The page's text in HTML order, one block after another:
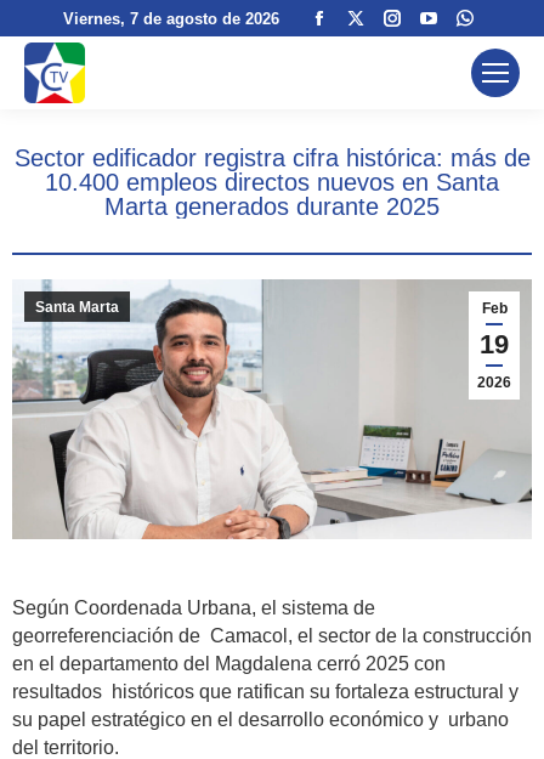
Viernes, 7 de agosto de 2026
Facebook
windowwindow
Instagram
window
YouTube
opens
window
page
opens
window
Sector edificador registra cifra histórica: más de
10.400 empleos directos nuevos en Santa
Marta generados durante 2025
Feb
19
2026
Santa Marta
Según Coordenada Urbana, el sistema de
georreferenciación de Camacol, el sector de la construcción
en el departamento del Magdalena cerró 2025 con
resultados históricos que ratifican su fortaleza estructural y
su papel estratégico en el desarrollo económico y urbano
del territorio.